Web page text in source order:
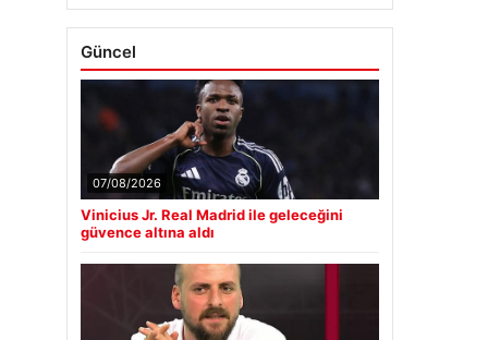
Güncel
07/08/2026
Vinicius Jr. Real Madrid ile geleceğini
güvence altına aldı